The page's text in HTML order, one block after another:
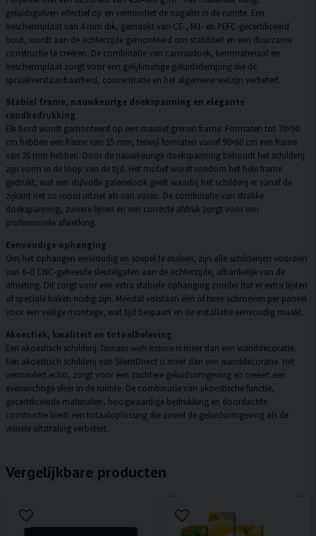
geluidsgolven effectief op en vermindert de nagalm in de ruimte. Een
beschermplaat van 4 mm dik, gemaakt van CE-, M1- en PEFC-gecertificeerd
hout, wordt aan de achterzijde gemonteerd om stabiliteit en een duurzame
constructie te creëren. De combinatie van canvasdoek, kernmateriaal en
beschermplaat zorgt voor een gelijkmatige geluidsdemping die de
spraakverstaanbaarheid, concentratie en het algemene welzijn verbetert.
Stabiel frame, nauwkeurige doekspanning en elegante
randbedrukking
Elk bord wordt gemonteerd op een massief grenen frame. Formaten tot 70×50
cm hebben een frame van 15 mm, terwijl formaten vanaf 90×60 cm een frame
van 20 mm hebben. Door de nauwkeurige doekspanning behoudt het schilderij
zijn vorm in de loop van de tijd. Het motief wordt rondom het hele frame
gedrukt, wat een stijlvolle galerielook geeft waarbij het schilderij er vanaf de
zijkant net zo mooi uitziet als van voren. De combinatie van strakke
doekspanning, zuivere lijnen en een correcte afdruk zorgt voor een
professionele afwerking.
Eenvoudige ophanging
Om het ophangen eenvoudig en soepel te maken, zijn alle schilderijen voorzien
van 6–8 CNC-gefreesde sleutelgaten aan de achterzijde, afhankelijk van de
afmeting. Dit zorgt voor een extra stabiele ophanging zonder dat er extra lijsten
of speciale haken nodig zijn. Meestal volstaan één of twee schroeven per paneel
voor een veilige montage, wat tijd bespaart en de installatie eenvoudig maakt.
Akoestiek, kwaliteit en totaalbeleving
Een akoestisch schilderij Tomato with lettuceis meer dan een wanddecoratie.
Een akoestisch schilderij van SilentDirect is meer dan een wanddecoratie. Het
vermindert echo, zorgt voor een zachtere geluidsomgeving en creëert een
evenwichtige sfeer in de ruimte. De combinatie van akoestische functie,
gecertificeerde materialen, hoogwaardige bedrukking en doordachte
constructie biedt een totaaloplossing die zowel de geluidsomgeving als de
visuele uitstraling verbetert.
Vergelijkbare producten